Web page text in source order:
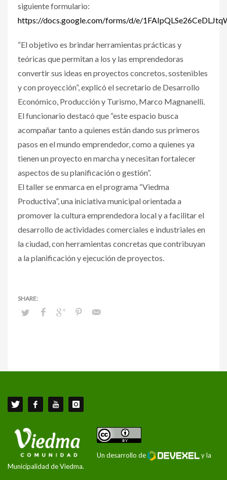
siguiente formulario:
https://docs.google.com/forms/d/e/
“El objetivo es brindar herramientas prácticas y
teóricas que permitan a los y las emprendedoras
convertir sus ideas en proyectos concretos, sostenibles
y con proyección”, explicó el secretario de Desarrollo
Económico, Producción y Turismo, Marco Magnanelli.
El funcionario destacó que “este espacio busca
acompañar tanto a quienes están dando sus primeros
pasos en el mundo emprendedor, como a quienes ya
tienen un proyecto en marcha y necesitan fortalecer
aspectos de su planificación o gestión”.
El taller se enmarca en el programa “Viedma
Productiva”, una iniciativa municipal orientada a
promover la cultura emprendedora local y a facilitar el
desarrollo de actividades comerciales e industriales en
la ciudad, con herramientas concretas que contribuyan
a la planificación y ejecución de proyectos.
Un desarrollo de
y la
Municipalidad de Viedma.